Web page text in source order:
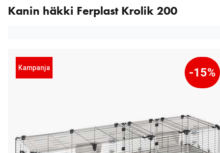
Eläinlääkäriruoat
Tuotemerkit
Kanin häkki Ferplast Krolik 200
Kampanja -15%